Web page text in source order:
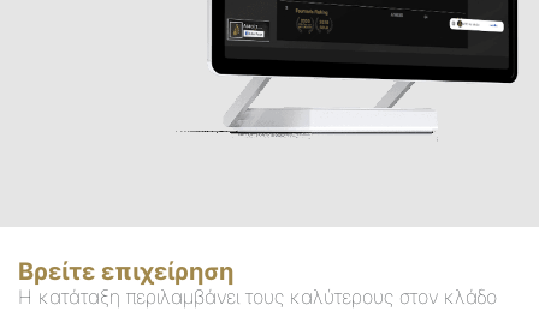
Βρείτε επιχείρηση
Η κατάταξη περιλαμβάνει τους καλύτερους στον κλάδο